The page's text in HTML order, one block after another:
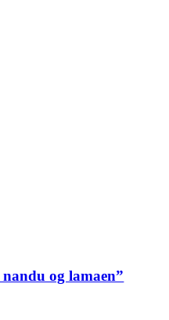
og lamaen”